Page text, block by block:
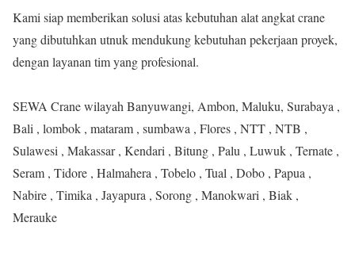
Kami siap memberikan solusi atas kebutuhan alat angkat crane
yang dibutuhkan utnuk mendukung kebutuhan pekerjaan proyek,
dengan layanan tim yang profesional.
SEWA Crane wilayah Banyuwangi, Ambon, Maluku, Surabaya ,
Bali , lombok , mataram , sumbawa , Flores , NTT , NTB ,
Sulawesi , Makassar , Kendari , Bitung , Palu , Luwuk , Ternate ,
Seram , Tidore , Halmahera , Tobelo , Tual , Dobo , Papua ,
Nabire , Timika , Jayapura , Sorong , Manokwari , Biak ,
Merauke